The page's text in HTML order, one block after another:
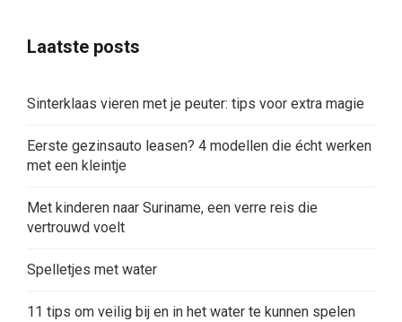
Laatste posts
Sinterklaas vieren met je peuter: tips voor extra magie
Eerste gezinsauto leasen? 4 modellen die écht werken
met een kleintje
Met kinderen naar Suriname, een verre reis die
vertrouwd voelt
Spelletjes met water
11 tips om veilig bij en in het water te kunnen spelen